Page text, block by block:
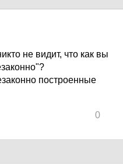
не видит, что как вы
построенные
0